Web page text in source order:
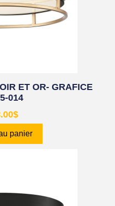
ET OR- GRAFICE
014
$
panier